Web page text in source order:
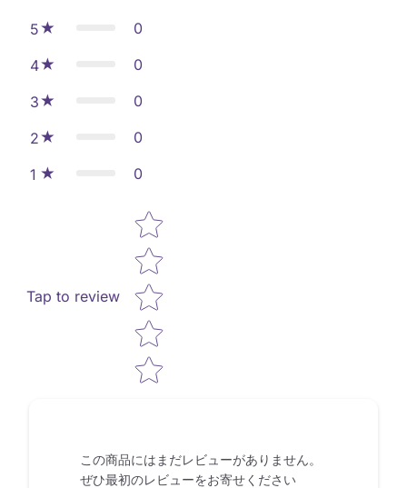
5 0
4 0
3 0
2 0
1 0
Tap to review
Star rating
この商品にはまだレビューがありません。
ぜひ最初のレビューをお寄せください